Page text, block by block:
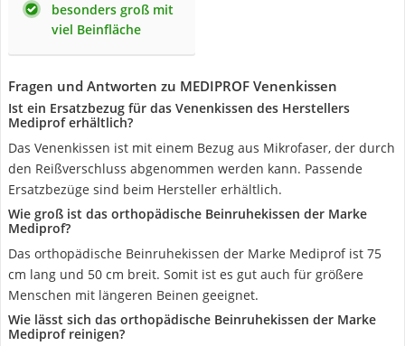
besonders groß mit
viel Beinfläche
Fragen und Antworten zu MEDIPROF Venenkissen
Ist ein Ersatzbezug für das Venenkissen des Herstellers
Mediprof erhältlich?
Das Venenkissen ist mit einem Bezug aus Mikrofaser, der durch
den Reißverschluss abgenommen werden kann. Passende
Ersatzbezüge sind beim Hersteller erhältlich.
Wie groß ist das orthopädische Beinruhekissen der Marke
Mediprof?
Das orthopädische Beinruhekissen der Marke Mediprof ist 75
cm lang und 50 cm breit. Somit ist es gut auch für größere
Menschen mit längeren Beinen geeignet.
Wie lässt sich das orthopädische Beinruhekissen der Marke
Mediprof reinigen?